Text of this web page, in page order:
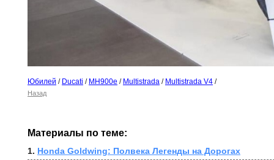
Юбилей / Ducati / MH900e / Multistrada / Multistrada V4 /
Назад
Материалы по теме:
1. Honda Goldwing: Полвека Легенды на Дорогах